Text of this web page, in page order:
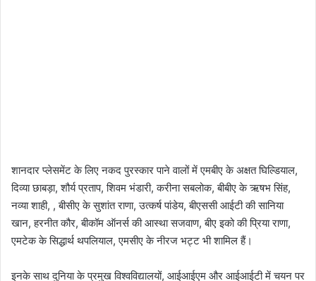
शानदार प्लेसमेंट के लिए नकद पुरस्कार पाने वालों में एमबीए के अक्षत घिल्डियाल,
दिव्या छाबड़ा, शौर्य प्रताप, शिवम भंडारी, करीना सबलोक, बीबीए के ऋषभ सिंह,
नव्या शाही, , बीसीए के सुशांत राणा, उत्कर्ष पांडेय, बीएससी आईटी की सानिया
खान, हरनीत कौर, बीकॉम ऑनर्स की आस्था सजवाण, बीए इको की प्रिया राणा,
एमटेक के सिद्धार्थ थपलियाल, एमसीए के नीरज भट्ट भी शामिल हैं।
इनके साथ दुनिया के प्रमुख विश्वविद्यालयों, आईआईएम और आईआईटी में चयन पर